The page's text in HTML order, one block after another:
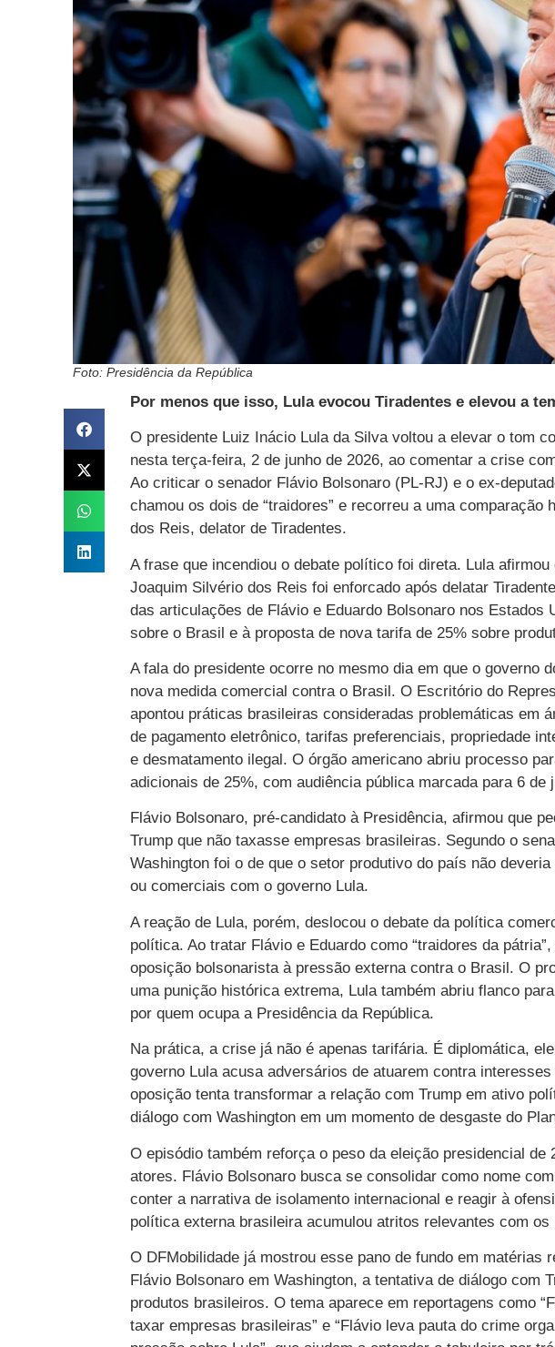
Foto: Presidência da República
Por menos que isso, Lula evocou Tiradentes e elevou a
O presidente Luiz Inácio Lula da Silva voltou a elevar o tom
nesta terça-feira, 2 de junho de 2026, ao comentar a crise
Ao criticar o senador Flávio Bolsonaro (PL-RJ) e o ex-
chamou os dois de “traidores” e recorreu a uma
dos Reis, delator de Tiradentes.
A frase que incendiou o debate político foi direta. Lula afirmou
Joaquim Silvério dos Reis foi enforcado após delatar
das articulações de Flávio e Eduardo Bolsonaro nos Estados
sobre o Brasil e à proposta de nova tarifa de 25% sobre
A fala do presidente ocorre no mesmo dia em que o governo
nova medida comercial contra o Brasil. O Escritório do
apontou práticas brasileiras consideradas problemáticas em
de pagamento eletrônico, tarifas preferenciais, propriedade
e desmatamento ilegal. O órgão americano abriu processo
adicionais de 25%, com audiência pública marcada para 6 de
Flávio Bolsonaro, pré-candidato à Presidência, afirmou que
Trump que não taxasse empresas brasileiras. Segundo o
Washington foi o de que o setor produtivo do país não
ou comerciais com o governo Lula.
A reação de Lula, porém, deslocou o debate da política
política. Ao tratar Flávio e Eduardo como “traidores da
oposição bolsonarista à pressão externa contra o Brasil. O
uma punição histórica extrema, Lula também abriu flanco
por quem ocupa a Presidência da República.
Na prática, a crise já não é apenas tarifária. É diplomática,
governo Lula acusa adversários de atuarem contra
oposição tenta transformar a relação com Trump em ativo
diálogo com Washington em um momento de desgaste do
O episódio também reforça o peso da eleição presidencial de
atores. Flávio Bolsonaro busca se consolidar como nome
conter a narrativa de isolamento internacional e reagir à
política externa brasileira acumulou atritos relevantes com os
O DFMobilidade já mostrou esse pano de fundo em matérias
Flávio Bolsonaro em Washington, a tentativa de diálogo com
produtos brasileiros. O tema aparece em reportagens como
taxar empresas brasileiras” e “Flávio leva pauta do crime